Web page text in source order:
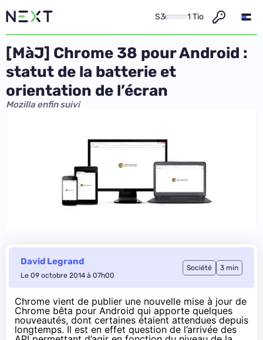
S3 1 Tio
[MàJ] Chrome 38 pour Android :
statut de la batterie et
orientation de l’écran
Mozilla enfin suivi
David Legrand
Le 09 octobre 2014 à 07h00
Société 3 min
Chrome vient de publier une nouvelle mise à jour de
Chrome bêta pour Android qui apporte quelques
nouveautés, dont certaines étaient attendues depuis
longtemps. Il est en effet question de l’arrivée des